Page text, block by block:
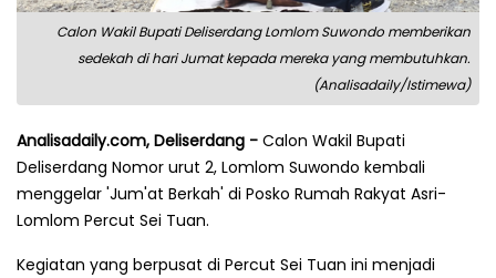
Calon Wakil Bupati Deliserdang Lomlom Suwondo memberikan
sedekah di hari Jumat kepada mereka yang membutuhkan.
(Analisadaily/Istimewa)
Analisadaily.com, Deliserdang - Calon Wakil Bupati
Deliserdang Nomor urut 2, Lomlom Suwondo kembali
menggelar 'Jum'at Berkah' di Posko Rumah Rakyat Asri-
Lomlom Percut Sei Tuan.
Kegiatan yang berpusat di Percut Sei Tuan ini menjadi